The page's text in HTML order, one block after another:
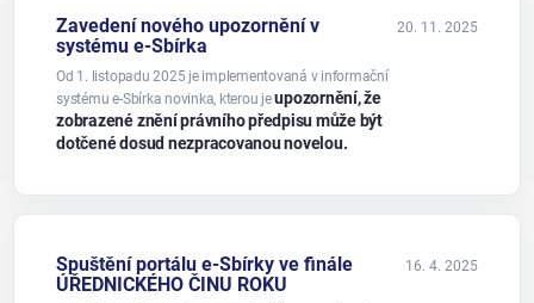
Zavedení nového upozornění v
systému e-Sbírka
Od 1. listopadu 2025 je implementovaná v informační
systému e-Sbírka novinka, kterou jeupozornění, že
zobrazené znění právního předpisu může být
dotčené dosud nezpracovanou novelou.
20. 11. 2025
Spuštění portálu e-Sbírky ve finále
ÚŘEDNICKÉHO ČINU ROKU
16. 4. 2025